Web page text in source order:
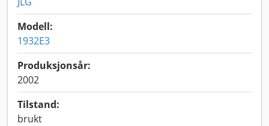
Modell:
1932E3
Produksjonsår:
2002
Tilstand:
brukt